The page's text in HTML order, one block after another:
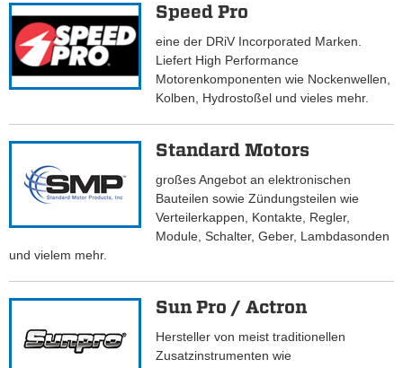
Speed Pro
eine der DRiV Incorporated Marken.
Liefert High Performance
Motorenkomponenten wie Nockenwellen,
Kolben, Hydrostoßel und vieles mehr.
Standard Motors
großes Angebot an elektronischen
Bauteilen sowie Zündungsteilen wie
Verteilerkappen, Kontakte, Regler,
Module, Schalter, Geber, Lambdasonden
und vielem mehr.
Sun Pro / Actron
Hersteller von meist traditionellen
Zusatzinstrumenten wie